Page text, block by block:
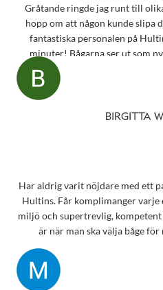
Gråtande ringde jag runt till
hopp om att någon kunde slipa
fantastiska personalen på
minuter! Bågarna ser ut som
oväntat en underbar gåva – ett
märke som mina solglasögon!
Snart behöver jag boka tid för
BIRGITTA
Har aldrig varit nöjdare med ett
Hultins. Får komplimanger varje
miljö och supertrevlig,
är när man ska välja båge